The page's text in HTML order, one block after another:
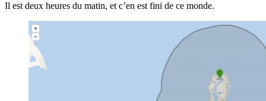
Il est deux heures du matin, et c’en est fini de ce monde.